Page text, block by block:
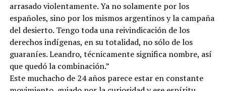
arrasado violentamente. Ya no solamente por los
españoles, sino por los mismos argentinos y la campaña
del desierto. Tengo toda una reivindicación de los
derechos indígenas, en su totalidad, no sólo de los
guaraníes. Leandro, técnicamente significa nombre, así
que quedó la combinación.”
Este muchacho de 24 años parece estar en constante